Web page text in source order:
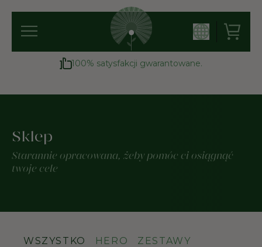
100% satysfakcji gwarantowane.
Sklep
Starannie opracowana, żeby pomóc ci osiągnąć
twoje cele
WSZYSTKO HERO ZESTAWY